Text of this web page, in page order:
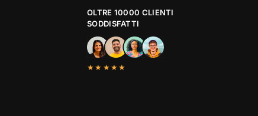
OLTRE 10000 CLIENTI
SODDISFATTI
★★★★★